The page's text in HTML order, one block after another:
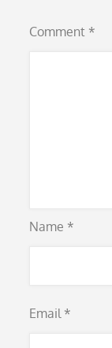
Comment *
Name *
Email *